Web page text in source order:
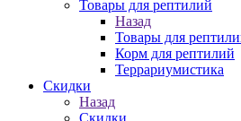
Товары для рептилий
Назад
Товары для
Корм для рептилий
Террариумистика
Скидки
Назад
Скидки